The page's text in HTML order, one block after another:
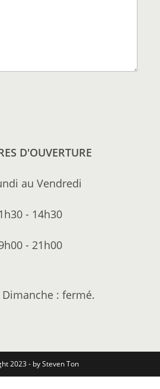
D'OUVERTURE
au Vendredi
- 14h30
- 21h00
Dimanche : fermé.
2023 - by Steven Ton